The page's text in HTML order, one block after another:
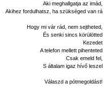
Aki meghallgatja az imád,
Akihez fordulhatsz, ha szükséged van rá
Hogy mi vár rád, nem sejtheted,
És senki sincs körülötted
Kezedet
A telefon mellett pihenteted
Csak emeld fel,
S általam igaz hívő leszel
Válaszd a pótmegoldást!